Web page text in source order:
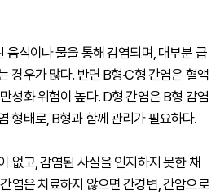
음식이나 물을 통해 감염되며, 대부분 급
경우가 많다. 반면 B형·C형 간염은 혈액
성화 위험이 높다. D형 간염은 B형 감염
형태로, B형과 함께 관리가 필요하다.
없고, 감염된 사실을 인지하지 못한 채
염은 치료하지 않으면 간경변, 간암으로